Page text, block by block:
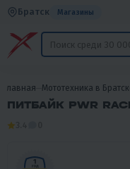
Братск Магазины
Главная Мототехника в
ПИТБАЙК PWR